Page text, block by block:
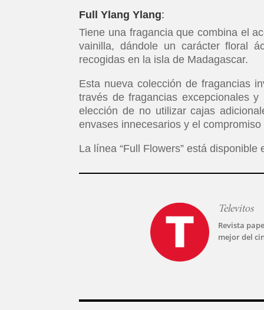
Full Ylang Ylang:
Tiene una fragancia que combina el
vainilla, dándole un carácter floral
recogidas en la isla de Madagascar.
Esta nueva colección de fragancias
través de fragancias excepcionales
elección de no utilizar cajas
envases innecesarios y el
La línea “Full Flowers” está
Televitos
Revista
mejor del